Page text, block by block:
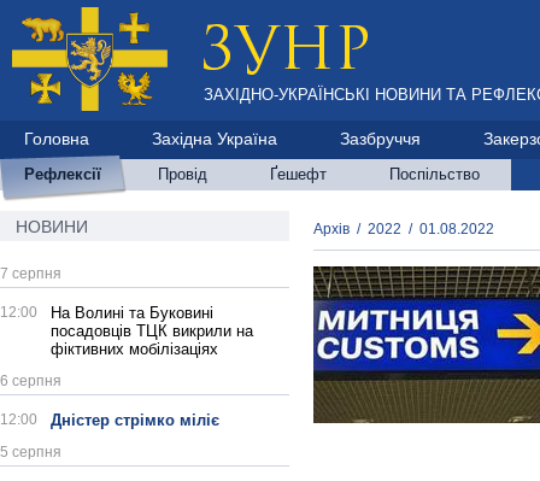
ЗАХІДНО-УКРАЇНСЬКІ НОВИНИ ТА
Головна Західна Україна Зазбруччя
Рефлексії Провід Ґешефт Поспільство
НОВИНИ
7 серпня
12:00
На Волині та Буковині
посадовців ТЦК викрили на
фіктивних мобілізаціях
6 серпня
12:00 Дністер стрімко міліє
5 серпня
Архів / 2022 / 01.08.2022